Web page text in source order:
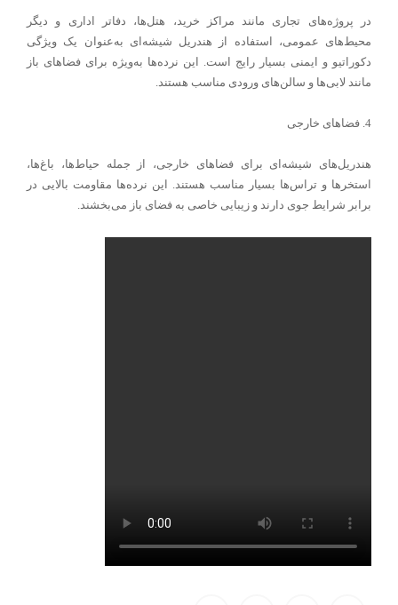
در پروژه‌های تجاری مانند مراکز خرید، هتل‌ها، دفاتر اداری و دیگر
محیط‌های عمومی، استفاده از هندریل شیشه‌ای به‌عنوان یک ویژگی
دکوراتیو و ایمنی بسیار رایج است. این نرده‌ها به‌ویژه برای فضاهای باز
مانند لابی‌ها و سالن‌های ورودی مناسب هستند.
4. فضاهای خارجی
هندریل‌های شیشه‌ای برای فضاهای خارجی، از جمله حیاط‌ها، باغ‌ها،
استخرها و تراس‌ها بسیار مناسب هستند. این نرده‌ها مقاومت بالایی در
برابر شرایط جوی دارند و زیبایی خاصی به فضای باز می‌بخشند.